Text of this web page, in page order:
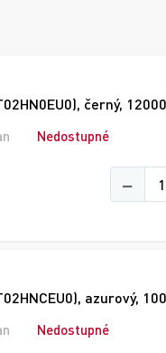
černý,
Nedostupné
−
azurový,
Nedostupné